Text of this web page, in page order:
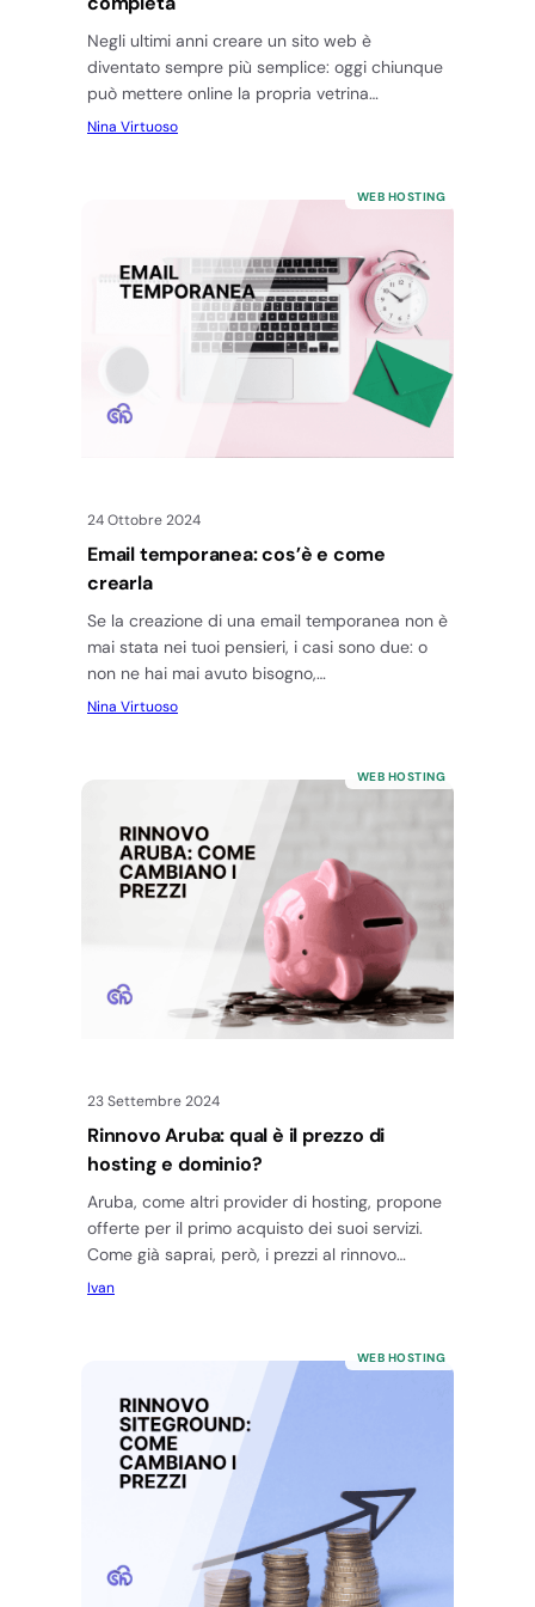
Negli ultimi anni creare un sito web è
diventato sempre più semplice: oggi chiunque
può mettere online la propria vetrina
personale o aziendale senza conoscere…
Nina Virtuoso
WEB HOSTING
24 Ottobre 2024
Email temporanea: cos’è e come
crearla
Se la creazione di una email temporanea non è
mai stata nei tuoi pensieri, i casi sono due: o
non ne hai mai avuto bisogno,…
Nina Virtuoso
WEB HOSTING
23 Settembre 2024
Rinnovo Aruba: qual è il prezzo di
hosting e dominio?
Aruba, come altri provider di hosting, propone
offerte per il primo acquisto dei suoi servizi.
Come già saprai, però, i prezzi al rinnovo
cambiano, diventando…
Ivan
WEB HOSTING